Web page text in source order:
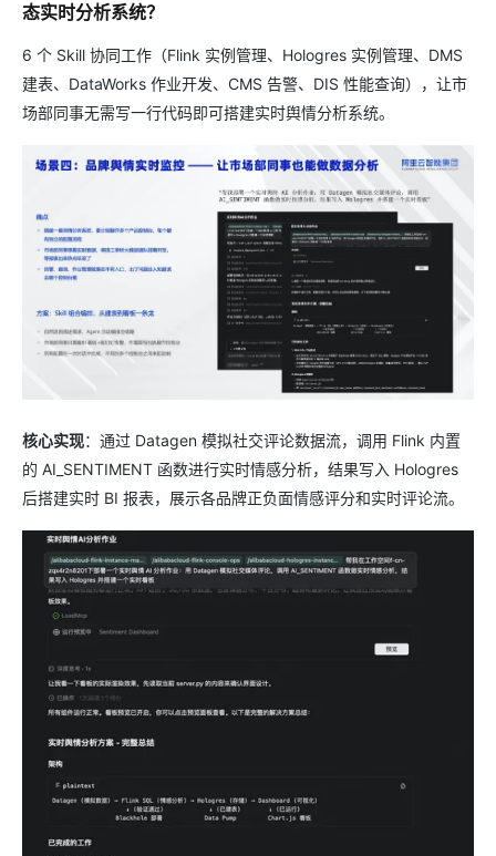
态实时分析系统？
6 个 Skill 协同工作（Flink 实例管理、Hologres 实例管理、DMS
建表、DataWorks 作业开发、CMS 告警、DIS 性能查询），让市
场部同事无需写一行代码即可搭建实时舆情分析系统。
核心实现：通过 Datagen 模拟社交评论数据流，调用 Flink 内置
的 AI_SENTIMENT 函数进行实时情感分析，结果写入 Hologres
后搭建实时 BI 报表，展示各品牌正负面情感评分和实时评论流。